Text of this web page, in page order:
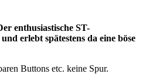
enthusiastische ST-
erlebt spätestens da eine böse
Buttons etc. keine Spur.